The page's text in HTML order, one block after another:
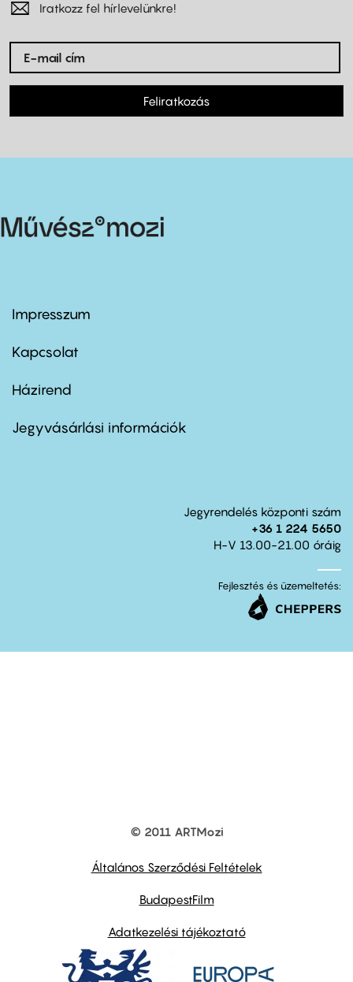
Iratkozz fel hírlevelünkre!
Feliratkozás
Footer
first
Impresszum
Kapcsolat
Footer
second
Házirend
Jegyvásárlási információk
Jegyrendelés központi szám
+36 1 224 5650
H-V 13.00-21.00 óráig
Fejlesztés és üzemeltetés:
© 2011 ARTMozi
Általános Szerződési Feltételek
BudapestFilm
Adatkezelési tájékoztató